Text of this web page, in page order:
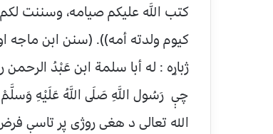
كتب اللَّه عليكم صيامه، وسننت
كيوم ولدته أمه)). (سنن ابن ماجه
ژباړه : له أبا سلمة ابن عَبْدُ
چې رَسُول اللَّهِ صَلَى اللَّهُ عَلَيْهِ
الله تعالی د هغی روژی پر تاسې